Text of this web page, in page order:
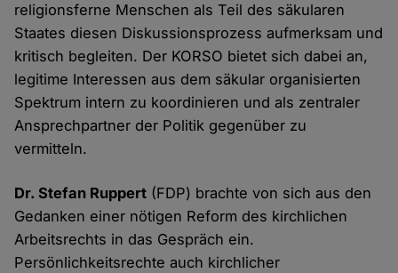
religionsferne Menschen als Teil des säkularen
Staates diesen Diskussionsprozess aufmerksam und
kritisch begleiten. Der KORSO bietet sich dabei an,
legitime Interessen aus dem säkular organisierten
Spektrum intern zu koordinieren und als zentraler
Ansprechpartner der Politik gegenüber zu
vermitteln.
Dr. Stefan Ruppert (FDP) brachte von sich aus den
Gedanken einer nötigen Reform des kirchlichen
Arbeitsrechts in das Gespräch ein.
Persönlichkeitsrechte auch kirchlicher